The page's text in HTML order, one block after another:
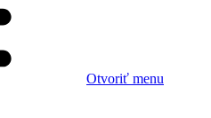
Otvoriť menu